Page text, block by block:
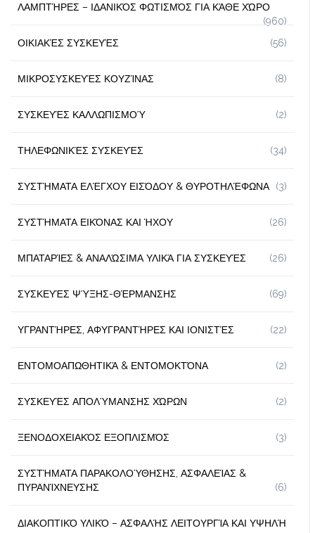
ΛΑΜΠΤΉΡΕΣ – ΙΔΑΝΙΚΌΣ ΦΩΤΙΣΜΌΣ ΓΙΑ ΚΆΘΕ ΧΏΡΟ
(960)
ΟΙΚΙΑΚΈΣ ΣΥΣΚΕΥΈΣ
(56)
ΜΙΚΡΟΣΥΣΚΕΥΈΣ ΚΟΥΖΊΝΑΣ (8)
ΣΥΣΚΕΥΈΣ ΚΑΛΛΩΠΙΣΜΟΎ (2)
ΤΗΛΕΦΩΝΙΚΈΣ ΣΥΣΚΕΥΈΣ (34)
ΣΥΣΤΉΜΑΤΑ ΕΛΈΓΧΟΥ ΕΙΣΌΔΟΥ & ΘΥΡΟΤΗΛΈΦΩΝΑ (3)
ΣΥΣΤΉΜΑΤΑ ΕΙΚΌΝΑΣ ΚΑΙ ΉΧΟΥ (26)
ΜΠΑΤΑΡΊΕΣ & ΑΝΑΛΏΣΙΜΑ ΥΛΙΚΆ ΓΙΑ ΣΥΣΚΕΥΈΣ (26)
ΣΥΣΚΕΥΈΣ ΨΎΞΗΣ-ΘΈΡΜΑΝΣΗΣ (69)
ΥΓΡΑΝΤΉΡΕΣ, ΑΦΥΓΡΑΝΤΉΡΕΣ ΚΑΙ ΙΟΝΙΣΤΈΣ (22)
ΕΝΤΟΜΟΑΠΩΘΗΤΙΚΆ & ΕΝΤΟΜΟΚΤΌΝΑ (2)
ΣΥΣΚΕΥΈΣ ΑΠΟΛΎΜΑΝΣΗΣ ΧΏΡΩΝ (2)
ΞΕΝΟΔΟΧΕΙΑΚΌΣ ΕΞΟΠΛΙΣΜΌΣ (3)
ΣΥΣΤΉΜΑΤΑ ΠΑΡΑΚΟΛΟΎΘΗΣΗΣ, ΑΣΦΑΛΕΊΑΣ &
ΠΥΡΑΝΊΧΝΕΥΣΗΣ
(6)
ΔΙΑΚΟΠΤΙΚΌ ΥΛΙΚΌ – ΑΣΦΑΛΉΣ ΛΕΙΤΟΥΡΓΊΑ ΚΑΙ ΥΨΗΛΉ